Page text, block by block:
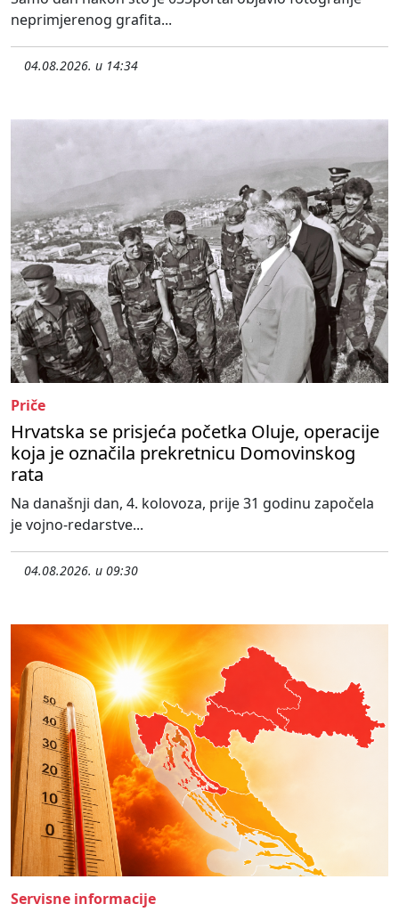
neprimjerenog grafita...
04.08.2026. u 14:34
Priče
Hrvatska se prisjeća početka Oluje, operacije
koja je označila prekretnicu Domovinskog
rata
Na današnji dan, 4. kolovoza, prije 31 godinu započela
je vojno-redarstve...
04.08.2026. u 09:30
Servisne informacije